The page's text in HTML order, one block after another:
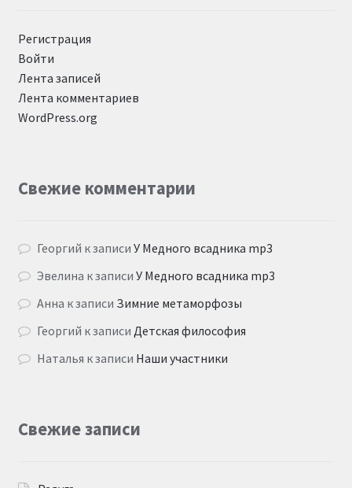
Регистрация
Войти
Лента записей
Лента комментариев
WordPress.org
Свежие комментарии
Георгий к записиУ Медного всадника mp3
Эвелина к записиУ Медного всадника mp3
Анна к записи Зимние метаморфозы
Георгий к записи Детская философия
Наталья к записи Наши участники
Свежие записи